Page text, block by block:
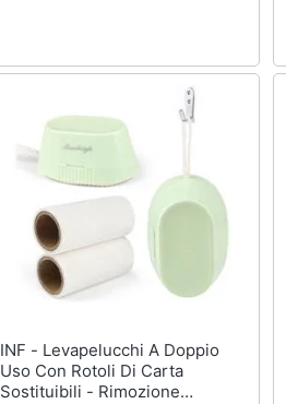
INF - Levapelucchi A Doppio
Uso Con Rotoli Di Carta
Sostituibili - Rimozione